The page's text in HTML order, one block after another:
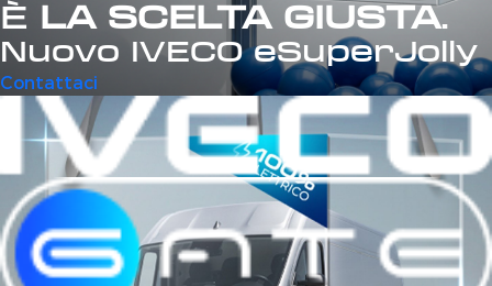
È
LA SCELTA GIUSTA.
Nuovo IVECO eSuperJolly
Contattaci